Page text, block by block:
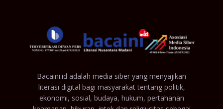
Bacaini.id adalah media siber yang menyajikan
literasi digital bagi masyarakat tentang politik,
ekonomi, sosial, budaya, hukum, pertahanan